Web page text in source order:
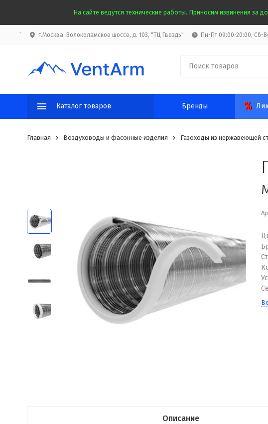
На сайте ведутся технические работы. Приносим извинения за
` г.Москва. Волоколамское шоссе, д. 103, "ТЦ Гвоздь" Пн-Пт 09:00-20:00, Сб-
Каталог товаров Бренды
Главная Воздуховоды и фасонные изделия Газоходы из нержавеющей
Описание